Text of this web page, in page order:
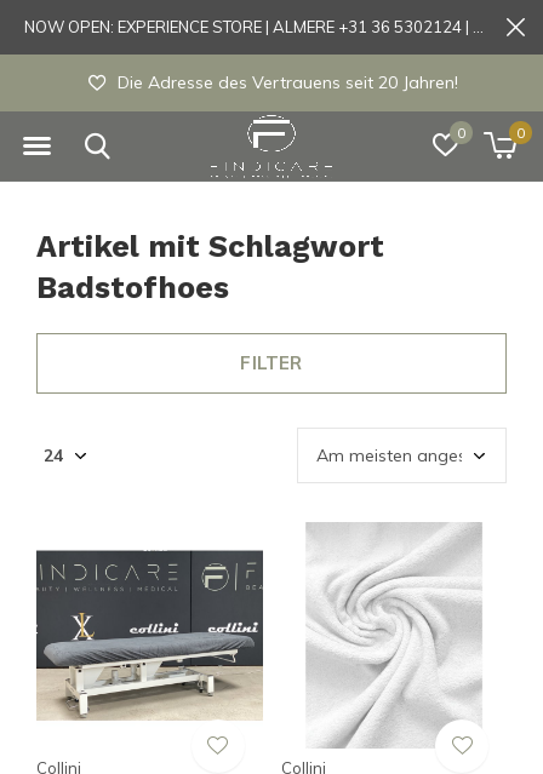
0 0
Die Adresse des Vertrauens seit 20 Jahren!
Artikel mit Schlagwort
Badstofhoes
FILTER
Collini Collini